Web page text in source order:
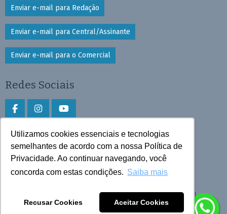
Utilizamos cookies essenciais e tecnologias
semelhantes de acordo com a nossa Política de
Privacidade. Ao continuar navegando, você
concorda com estas condições. Saiba mais
Recusar Cookies Aceitar Cookies
Enviar e-mail para Redação
Enviar e-mail para Central/Assinante
Enviar e-mail para o Comercial
Redes Sociais
Faça download do aplicativo
Play Store e App Store
Todos os direitos reservados © 2026 Cruzeiro do Sul